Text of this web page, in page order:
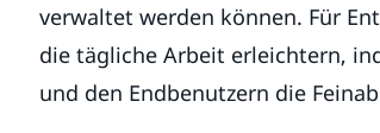
verwaltet werden können. Für
die tägliche Arbeit erleichtern,
und den Endbenutzern die